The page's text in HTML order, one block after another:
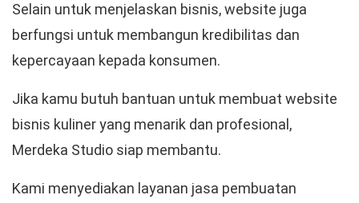
Selain untuk menjelaskan bisnis, website juga
berfungsi untuk membangun kredibilitas dan
kepercayaan kepada konsumen.
Jika kamu butuh bantuan untuk membuat website
bisnis kuliner yang menarik dan profesional,
Merdeka Studio siap membantu.
Kami menyediakan layanan jasa pembuatan